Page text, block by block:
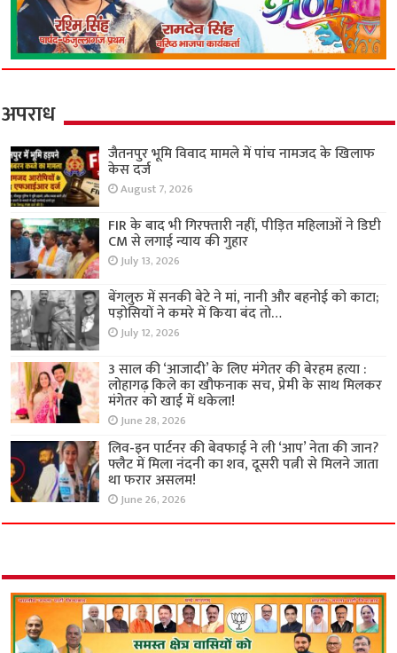
अपराध
जैतनपुर भूमि विवाद मामले में पांच नामजद के खिलाफ
केस दर्ज
August 7, 2026
FIR के बाद भी गिरफ्तारी नहीं, पीड़ित महिलाओं ने डिप्टी
CM से लगाई न्याय की गुहार
July 13, 2026
बेंगलुरु में सनकी बेटे ने मां, नानी और बहनोई को काटा;
पड़ोसियों ने कमरे में किया बंद तो…
July 12, 2026
3 साल की ‘आजादी’ के लिए मंगेतर की बेरहम हत्या :
लोहागढ़ किले का खौफनाक सच, प्रेमी के साथ मिलकर
मंगेतर को खाई में धकेला!
June 28, 2026
लिव-इन पार्टनर की बेवफाई ने ली ‘आप’ नेता की जान?
फ्लैट में मिला नंदनी का शव, दूसरी पत्नी से मिलने जाता
था फरार असलम!
June 26, 2026